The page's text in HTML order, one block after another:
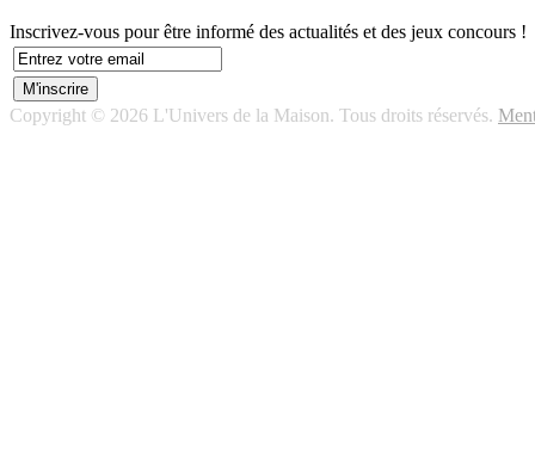
Inscrivez-vous pour être informé des actualités et des jeux concours !
Copyright © 2026 L'Univers de la Maison. Tous droits réservés.